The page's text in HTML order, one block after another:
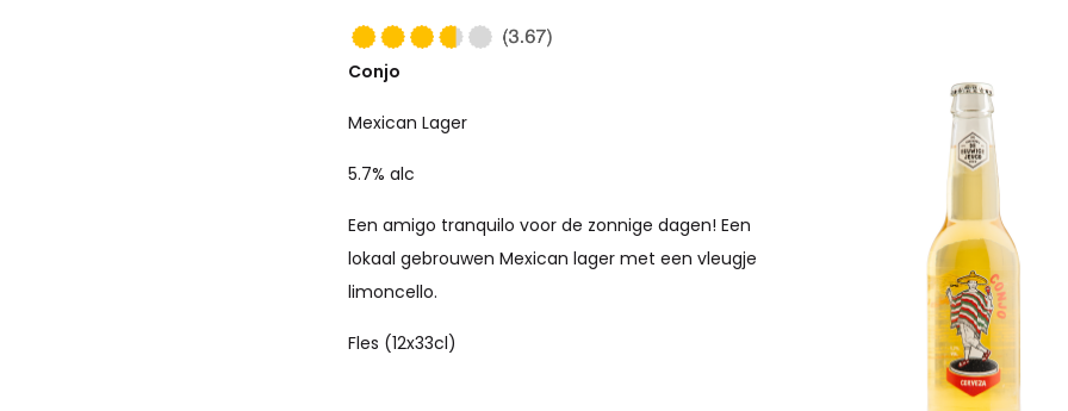
Conjo
Mexican Lager
5.7% alc
Een amigo tranquilo voor de zonnige dagen! Een
lokaal gebrouwen Mexican lager met een vleugje
limoncello.
Fles (12x33cl)